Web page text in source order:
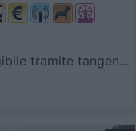
tramite tangen...